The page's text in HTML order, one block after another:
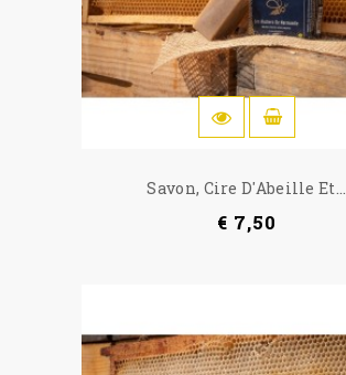
Savon, Cire D'Abeille Et...
€ 7,50